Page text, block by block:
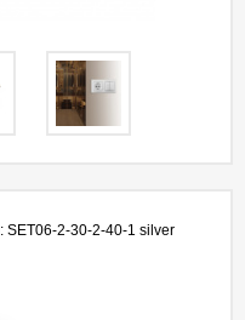
SET06-2-30-2-40-1 silver